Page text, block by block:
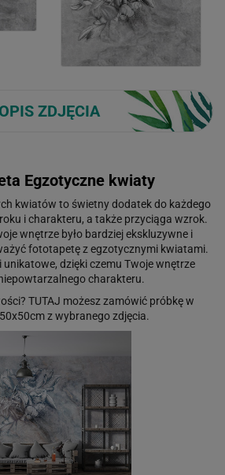
OPIS ZDJĘCIA
Egzotyczne kwiaty
kwiatów to świetny dodatek do każdego
i charakteru, a także przyciąga wzrok.
wnętrze było bardziej ekskluzywne i
fototapetę z egzotycznymi kwiatami.
unikatowe, dzięki czemu Twoje wnętrze
charakteru.
TUTAJ możesz zamówić próbkę w
z wybranego zdjęcia.